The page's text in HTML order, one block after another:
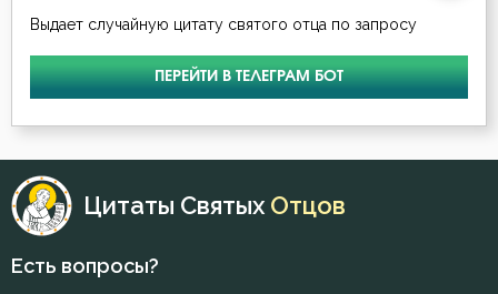
Выдает случайную цитату святого отца по запросу
ПЕРЕЙТИ В ТЕЛЕГРАМ БОТ
Цитаты Святых Отцов
Есть вопросы?